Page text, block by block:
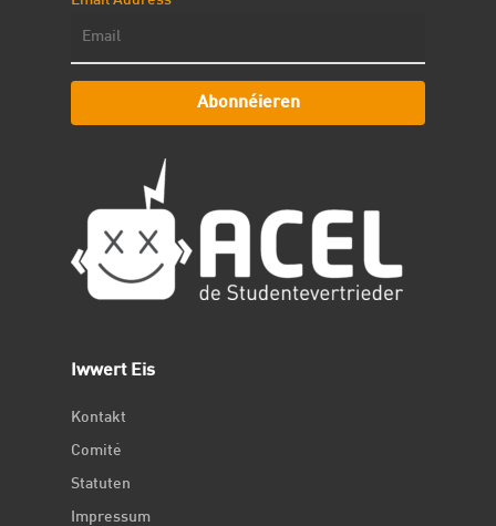
Abonnéieren
Iwwert Eis
Kontakt
Comité
Statuten
Impressum